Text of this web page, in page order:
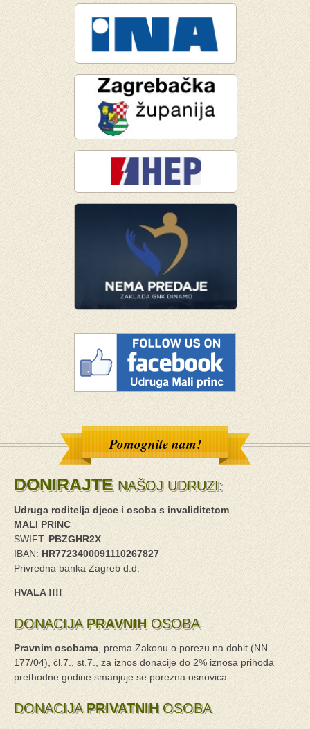
Pomognite nam!
DONIRAJTENAŠOJ UDRUZI:
Udruga roditelja djece i osoba s invaliditetom
MALI PRINC
SWIFT: PBZGHR2X
IBAN: HR7723400091110267827
Privredna banka Zagreb d.d.
HVALA !!!!
DONACIJA PRAVNIH OSOBA
Pravnim osobama , prema Zakonu o porezu na dobit (NN
177/04), čl.7., st.7., za iznos donacije do 2% iznosa prihoda
prethodne godine smanjuje se porezna osnovica.
DONACIJA PRIVATNIH OSOBA